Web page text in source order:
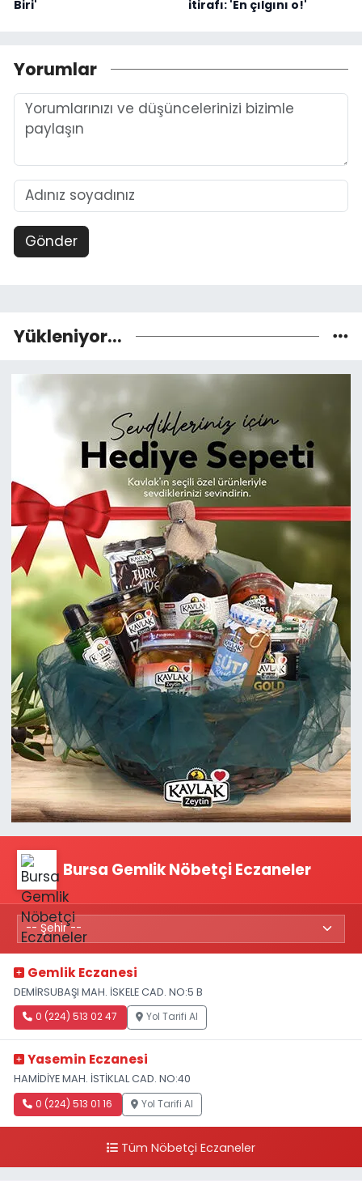
Biri' itirafı: 'En çılgını o!'
Yorumlar
Gönder
Yükleniyor...
Bursa Gemlik Nöbetçi Eczaneler
Gemlik Eczanesi
DEMİRSUBAŞI MAH. İSKELE CAD. NO:5 B
0 (224) 513 02 47 Yol Tarifi Al
Yasemin Eczanesi
HAMİDİYE MAH. İSTİKLAL CAD. NO:40
0 (224) 513 01 16 Yol Tarifi Al
Tüm Nöbetçi Eczaneler